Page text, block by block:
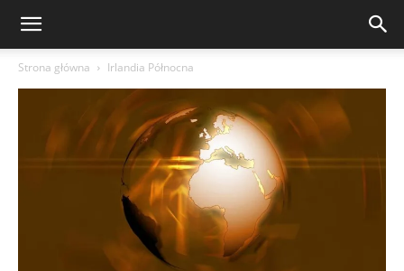
Strona główna Irlandia Północna